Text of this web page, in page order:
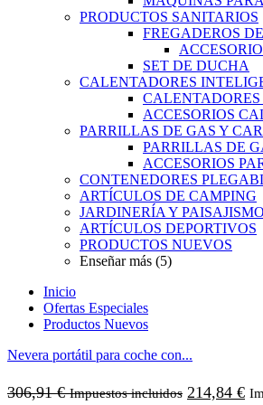
PRODUCTOS SANITARIOS
FREGADEROS
SET DE DUCHA
CALENTADORES
ACCESORIOS
PARRILLAS DE GAS Y
PARRILLAS DE
ACCESORIOS
CONTENEDORES
ARTÍCULOS DE CAMPING
JARDINERÍA Y PAISAJISMO
ARTÍCULOS DEPORTIVOS
PRODUCTOS NUEVOS
Enseñar más (5)
Inicio
Ofertas Especiales
Productos Nuevos
Nevera portátil para coche con...
306,91€ Impuestos incluidos 214,84 €